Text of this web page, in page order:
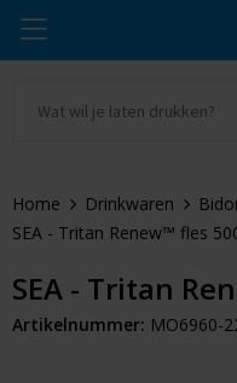
Drinkwaren
Tassen & Reizen
Alle promosnoepje
Zomer
Kerst
Thule
Alle merken
Home Drinkwaren
SEA - Tritan Renew™ fles
SEA - Tritan
Artikelnummer: MO6960-